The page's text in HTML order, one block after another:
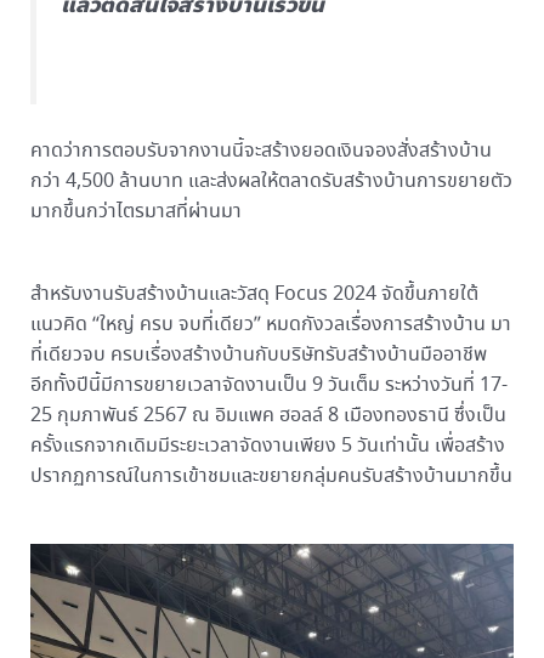
คาดว่าการตอบรับจากงานนี้จะสร้างยอดเงินจองสั่งสร้างบ้าน
กว่า 4,500 ล้านบาท และส่งผลให้ตลาดรับสร้างบ้านการขยายตัว
มากขึ้นกว่าไตรมาสที่ผ่านมา
สำหรับงานรับสร้างบ้านและวัสดุ Focus 2024 จัดขึ้นภายใต้
แนวคิด “ใหญ่ ครบ จบที่เดียว” หมดกังวลเรื่องการสร้างบ้าน มา
ที่เดียวจบ ครบเรื่องสร้างบ้านกับบริษัทรับสร้างบ้านมืออาชีพ
อีกทั้งปีนี้มีการขยายเวลาจัดงานเป็น 9 วันเต็ม ระหว่างวันที่ 17-
25 กุมภาพันธ์ 2567 ณ อิมแพค ฮอลล์ 8 เมืองทองธานี ซึ่งเป็น
ครั้งแรกจากเดิมมีระยะเวลาจัดงานเพียง 5 วันเท่านั้น เพื่อสร้าง
ปรากฏการณ์ในการเข้าชมและขยายกลุ่มคนรับสร้างบ้านมากขึ้น